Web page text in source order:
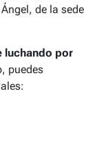
de la sede
luchando por
puedes